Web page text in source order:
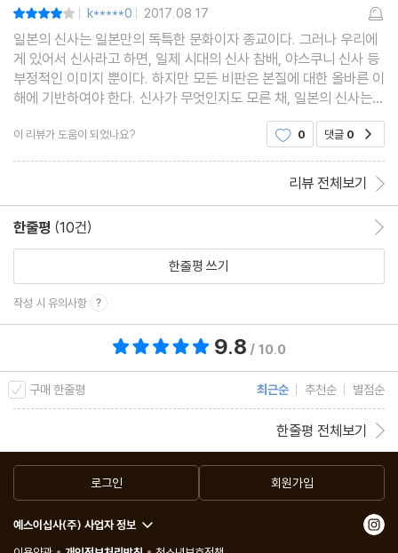
| k*****0 | 2017.08.17
일본의 신사는 일본만의 독특한 문화이자 종교이다. 그러나 우리에
게 있어서 신사라고 하면, 일제 시대의 신사 참배, 야스쿠니 신사 등
부정적인 이미지 뿐이다. 하지만 모든 비판은 본질에 대한 올바른 이
해에 기반하여야 한다. 신사가 무엇인지도 모른 채, 일본의 신사는
무조건 나쁘다는 식으로는 발전적인 한일 관계를 맺을 수 없다. 이
책에서는 신사란 무엇인가부터 대표적 신사인
이 리뷰가 도움이 되었나요? 0 댓글 0
리뷰 전체보기
한줄평 (10건)
한줄평 쓰기
작성 시 유의사항
9.8 / 10.0
구매 한줄평 최근순 추천순 별점순
한줄평 전체보기
로그인 회원가입
예스이십사(주) 사업자 정보